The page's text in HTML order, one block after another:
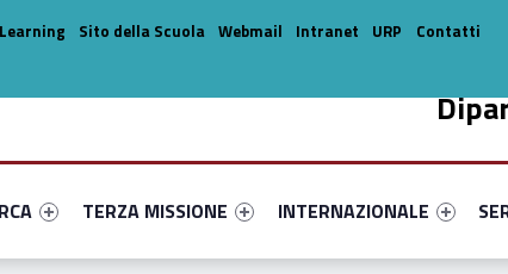
primary-20497-14
#link-menu-primary-82095-33
Link identifier #link-menu-primary-76233-44
TERZA MISSIONE
Link identifier #link-menu-
INTERNAZIONALE
Link
Sito della Scuola Webmail Intranet URP
Contatti